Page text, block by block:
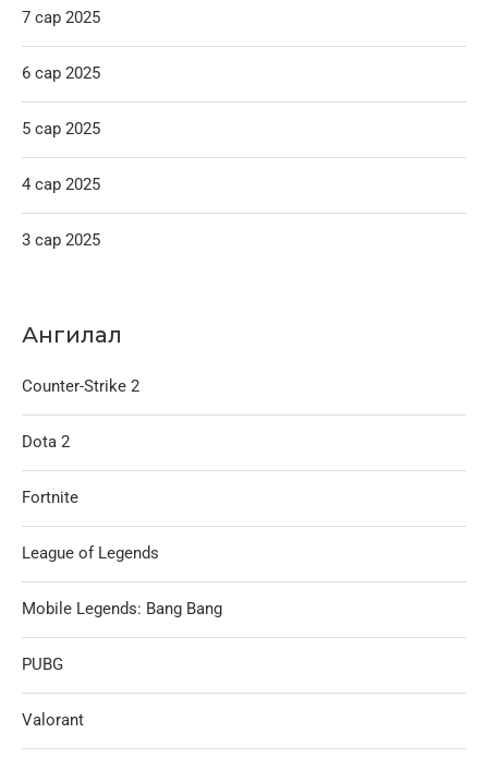
7 сар 2025
6 сар 2025
5 сар 2025
4 сар 2025
3 сар 2025
Ангилал
Counter-Strike 2
Dota 2
Fortnite
League of Legends
Mobile Legends: Bang Bang
PUBG
Valorant